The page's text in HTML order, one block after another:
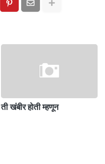
ती खंबीर होती म्हणून